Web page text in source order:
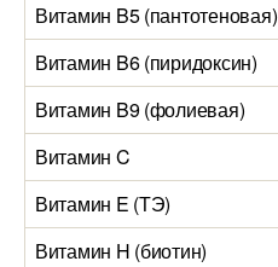
Витамин B5 (пантотеновая)
Витамин B6 (пиридоксин)
Витамин B9 (фолиевая)
Витамин C
Витамин E (ТЭ)
Витамин H (биотин)